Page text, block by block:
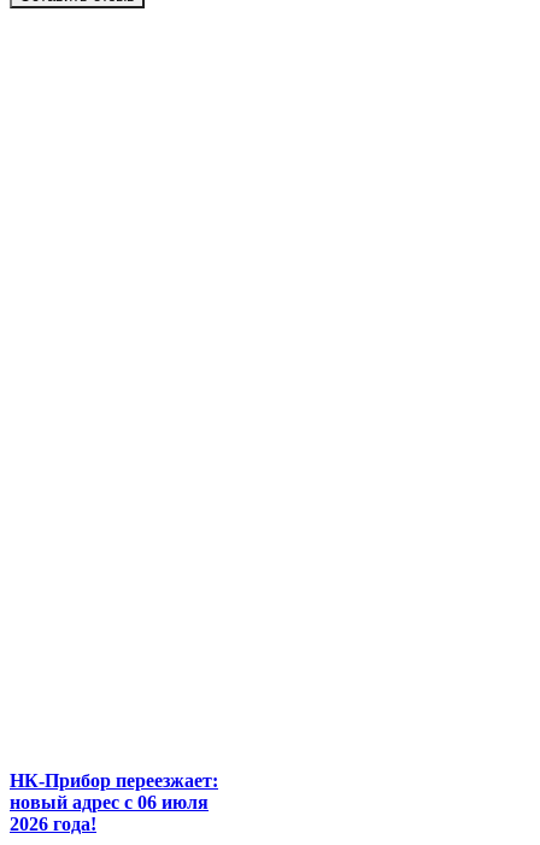
НК-Прибор переезжает:
новый адрес с 06 июля
2026 года!